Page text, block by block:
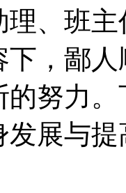
理、班
，鄙
努力
展与